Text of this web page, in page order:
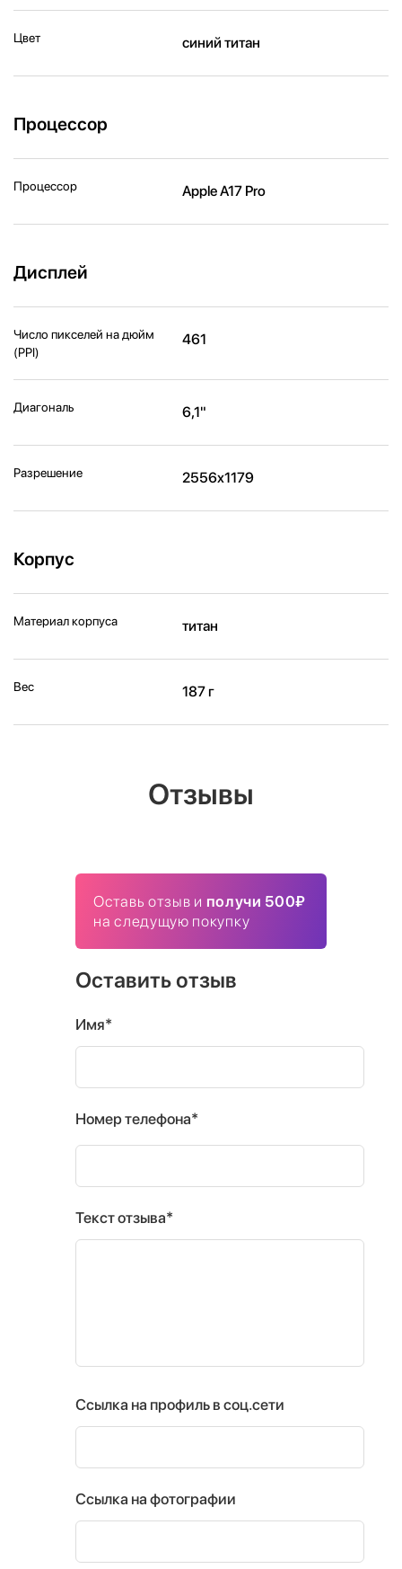
Цвет синий титан
Процессор
Процессор Apple A17 Pro
Дисплей
Число пикселей на дюйм
(PPI)
461
Диагональ 6,1"
Разрешение 2556x1179
Корпус
Материал корпуса титан
Вес 187 г
Отзывы
Оставь отзыв и получи 500₽
на следущую покупку
Оставить отзыв
Имя*
Номер телефона*
Текст отзыва*
Ссылка на профиль в соц.сети
Ссылка на фотографии